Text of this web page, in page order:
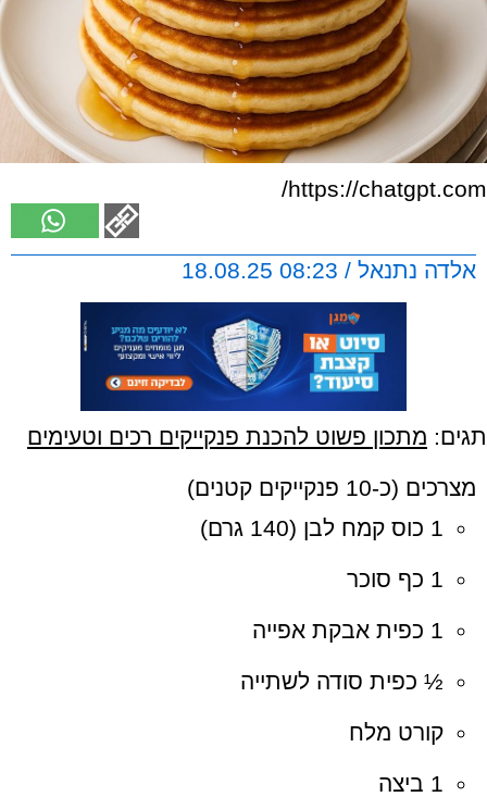
https://chatgpt.com/
אלדה נתנאל / 08:23 18.08.25
תגים: מתכון פשוט להכנת פנקייקים רכים וטעימים
מצרכים (כ-10 פנקייקים קטנים)
1 כוס קמח לבן (140 גרם)
1 כף סוכר
1 כפית אבקת אפייה
½ כפית סודה לשתייה
קורט מלח
1 ביצה